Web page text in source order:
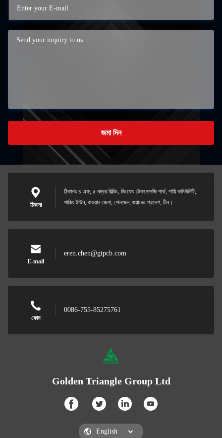
জমা দিন
ঠিকানা
ঠিকানাঃ ৪ এফ, ৫ নম্বর বিল্ডিং, ডিংফেং টেকনোলজি পার্ক, শায়ি কমিউনিটি,
শাজিং টাউন, বাওয়ান জেলা, শেনজেন, গুয়াংডং প্রদেশ, চীন।
E-mail
eren.chen@gtpcb.com
ফোন
0086-755-85275761
Golden Triangle Group Ltd